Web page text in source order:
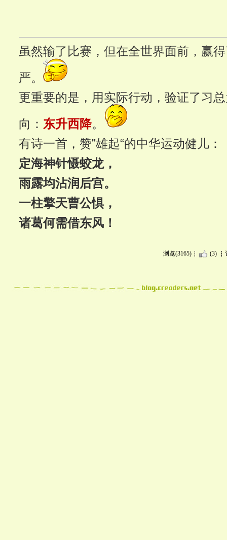
虽然输了比赛，但在全世界面前，赢
严。
更重要的是，用实际行动，验证了习
向： 东升西降。
有诗一首，赞”雄起“的中华运动健儿：
定海神针慑蛟龙，
雨露均沾润后宫。
一柱擎天曹公惧，
诸葛何需借东风！
浏览(3165) (3)